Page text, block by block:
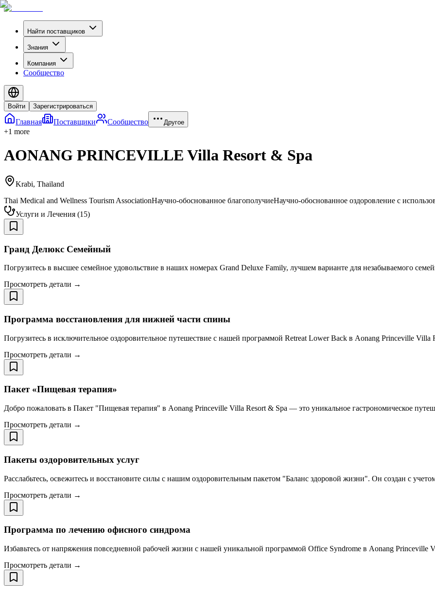
Найти поставщиков
Знания
Компания
Сообщество
Войти Зарегистрироваться
Главная Поставщики Сообщество Другое
+1 more
AONANG PRINCEVILLE Villa Resort & Spa
Krabi, Thailand
Thai Medical and Wellness Tourism AssociationНаучно-обоснованное благополучиеНаучно-обоснованное оздоровление с
Услуги и Лечения (15)
Гранд Делюкс Семейный
Погрузитесь в высшее семейное удовольствие в наших номерах Grand Deluxe Family, лучшем варианте для незабываемого
Просмотреть детали →
Программа восстановления для нижней части спины
Погрузитесь в исключительное оздоровительное путешествие с нашей программой Retreat Lower Back в Aonang Princeville Villa
Просмотреть детали →
Пакет «Пищевая терапия»
Добро пожаловать в Пакет "Пищевая терапия" в Aonang Princeville Villa Resort & Spa — это уникальное гастрономическое
Просмотреть детали →
Пакеты оздоровительных услуг
Расслабьтесь, освежитесь и восстановите силы с нашим оздоровительным пакетом "Баланс здоровой жизни". Он создан с
Просмотреть детали →
Программа по лечению офисного синдрома
Избавьтесь от напряжения повседневной рабочей жизни с нашей уникальной программой Office Syndrome в Aonang Princeville
Просмотреть детали →